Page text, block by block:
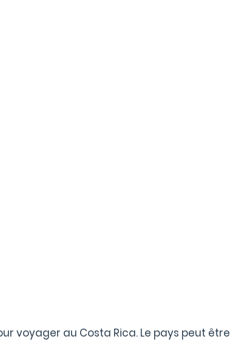
voyager au Costa Rica. Le pays peut être